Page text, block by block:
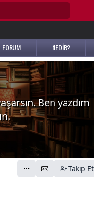
FORUM NEDİR?
Ben yazdım
Takip Et